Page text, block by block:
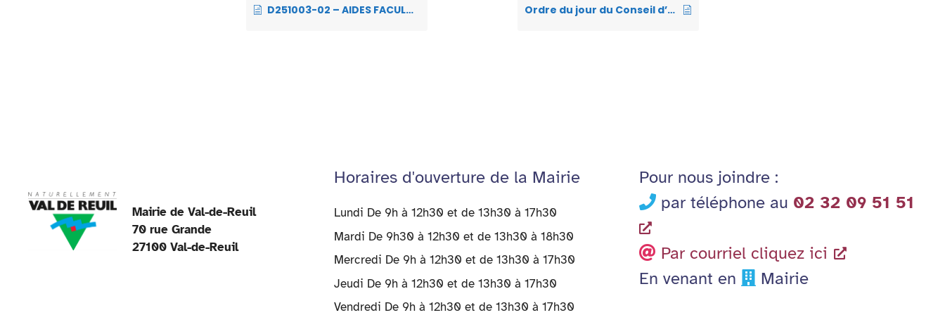
o
dl
D251003-02 – AIDES FACULTATIVES PRESTATIONS NON REMBOURSABLES – PRISE EN CHARGE DE 20% PERMETTANT DE BÉNÉFICIER DE LA CARTE D’ACCÈS À L’ALIMENTATION DE L’ÉPICERIE SOLIDAIRE- ÉPIREUIL
Ordre du jour du Conseil d’administration du 21 Octobre 2025
Mairie de Val-de-Reuil
70 rue Grande
27100 Val-de-Reuil
Horaires d'ouverture de la Mairie
Lundi De 9h à 12h30 et de 13h30 à 17h30
Mardi De 9h30 à 12h30 et de 13h30 à 18h30
Mercredi De 9h à 12h30 et de 13h30 à 17h30
Jeudi De 9h à 12h30 et de 13h30 à 17h30
Vendredi De 9h à 12h30 et de 13h30 à 17h30
Pour nous joindre :
par téléphone au 02 32 09 51 51
Par courriel cliquez ici
En venant en
Mairie